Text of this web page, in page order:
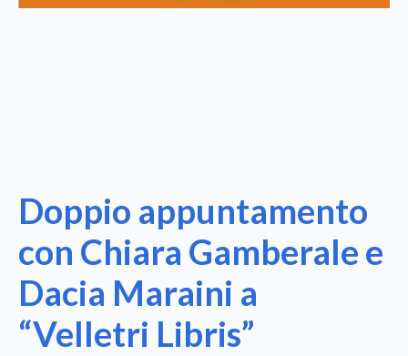
Doppio appuntamento
con Chiara Gamberale e
Dacia Maraini a
“Velletri Libris”